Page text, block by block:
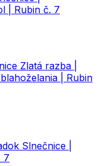
| Rubin č. 7
Zlatá razba |
| Rubin
Slnečnice |
7